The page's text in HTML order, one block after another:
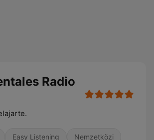
Radio
Easy Listening Nemzetközi